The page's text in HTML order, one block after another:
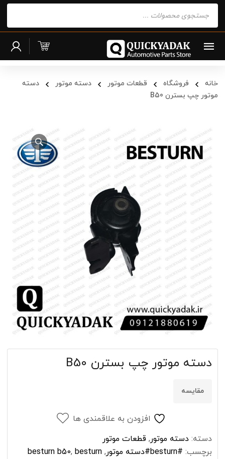
search
خانه فروشگاه قطعات موتور دسته موتور
دسته
موتور چپ بسترن B50
دسته موتور چپ بسترن B50
مقایسه
افزودن به علاقمندی ها
دسته: دسته موتور, قطعات موتور
برچسب: #besturn#دسته‌ موتور ,
besturn b50, besturn